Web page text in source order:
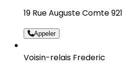
19 Rue Auguste Comte
Appeler
Voisin-relais Frederic